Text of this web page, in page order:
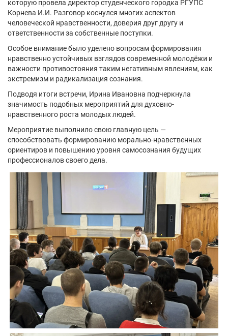
которую провела директор студенческого городка РГУПС
Корнева И.И. Разговор коснулся многих аспектов
человеческой нравственности, доверия друг другу и
ответственности за собственные поступки.
Особое внимание было уделено вопросам формирования
нравственно устойчивых взглядов современной молодёжи и
важности противостояния таким негативным явлениям, как
экстремизм и радикализация сознания.
Подводя итоги встречи, Ирина Ивановна подчеркнула
значимость подобных мероприятий для духовно-
нравственного роста молодых людей.
Мероприятие выполнило свою главную цель —
способствовать формированию морально-нравственных
ориентиров и повышению уровня самосознания будущих
профессионалов своего дела.